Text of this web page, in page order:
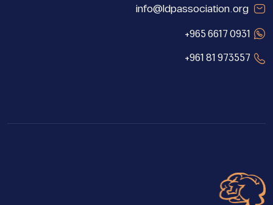
info@ldpassociation.org
+965 6617 0931
+961 81 973557